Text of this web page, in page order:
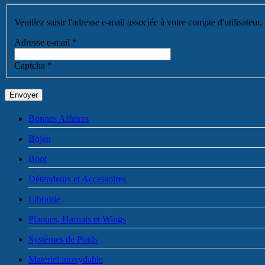
Veuillez saisir l'adresse e-mail associée à votre compte
Adresse e-mail *
Captcha *
Envoyer
Bonnes Affaires
Bojen
Boot
Détendeurs et Accessoires
Librairie
Plaques, Harnais et Wings
Systèmes de Poids
Matériel inoxydable